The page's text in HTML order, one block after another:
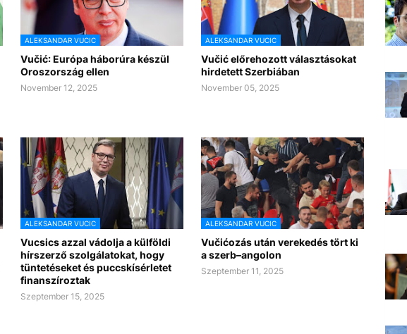
ALEKSANDAR VUCIC
Vučić: Európa háborúra készül
Oroszország ellen
November 12, 2025
ALEKSANDAR VUCIC
Vučić előrehozott választásokat
hirdetett Szerbiában
November 05, 2025
ALEKSANDAR VUCIC
Vucsics azzal vádolja a külföldi
hírszerző szolgálatokat, hogy
tüntetéseket és puccskísérletet
finanszíroztak
Szeptember 15, 2025
ALEKSANDAR VUCIC
Vučićozás után verekedés tört ki
a szerb–angolon
Szeptember 11, 2025